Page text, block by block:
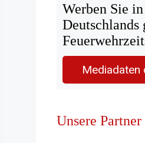
Werben Sie in
Deutschlands
Mediadaten
Unsere Partner